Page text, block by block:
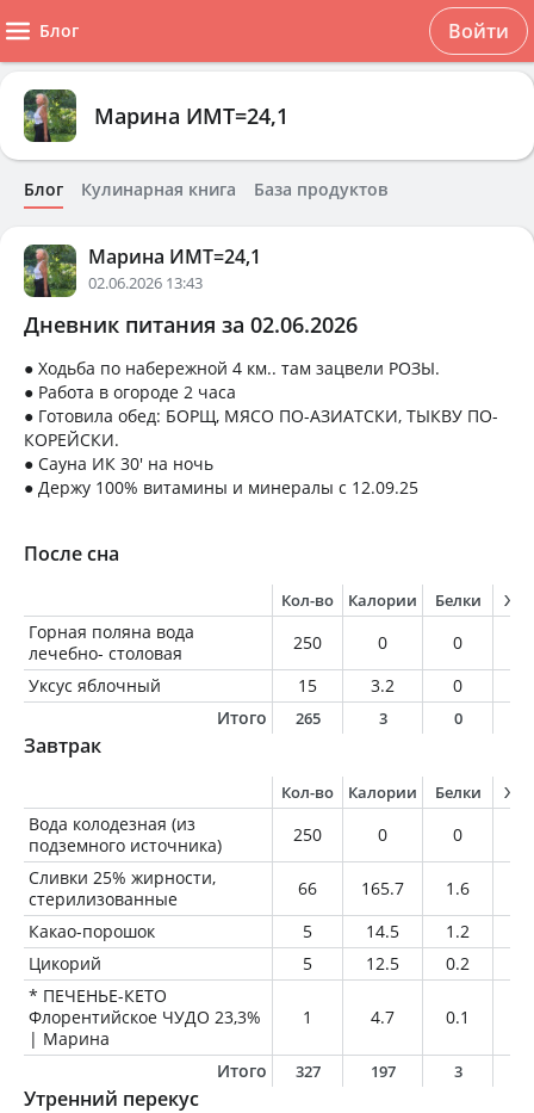
Блог Войти
Марина ИМТ=24,1
Блог Кулинарная книга База продуктов
Марина ИМТ=24,1
02.06.2026 13:43
Дневник питания за 02.06.2026
● Ходьба по набережной 4 км.. там зацвели РОЗЫ.
● Работа в огороде 2 часа
● Готовила обед: БОРЩ, МЯСО ПО-АЗИАТСКИ, ТЫКВУ ПО-
КОРЕЙСКИ.
● Сауна ИК 30' на ночь
● Держу 100% витамины и минералы с 12.09.25
После сна
Кол-во Калории Белки
Горная поляна вода
лечебно- столовая
250 0 0
Уксус яблочный
15 3.2 0
Итого
265 3 0
Завтрак
Кол-во Калории Белки
Вода колодезная (из
подземного источника)
250 0 0
Сливки 25% жирности,
стерилизованные
66 165.7 1.6
Какао-порошок
5 14.5 1.2
Цикорий
5 12.5 0.2
* ПЕЧЕНЬЕ-КЕТО
Флорентийское ЧУДО 23,3%
| Марина
1 4.7 0.1
Итого 327 197 3
Утренний перекус